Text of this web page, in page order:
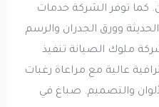
توفر الشركة خدمات
وورق الجدران والرسم
الصيانة تنفيذ
عالية مع مراعاة رغبات
والتصميم. صباغ في